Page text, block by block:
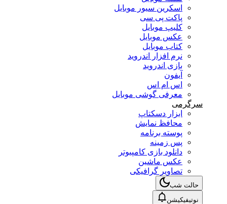
اسکرین سیور موبایل
پاکت پی سی
کلیپ موبایل
عکس موبایل
کتاب موبایل
نرم افزار اندروید
بازی اندروید
آیفون
اس ام اس
معرفی گوشی موبایل
سرگرمی
ابزار دسکتاپ
محافظ نمایش
پوسته برنامه
پس زمینه
دانلود بازی کامپیوتر
عکس ماشین
تصاویر گرافیکی
حالت شب
نوتیفیکیشن